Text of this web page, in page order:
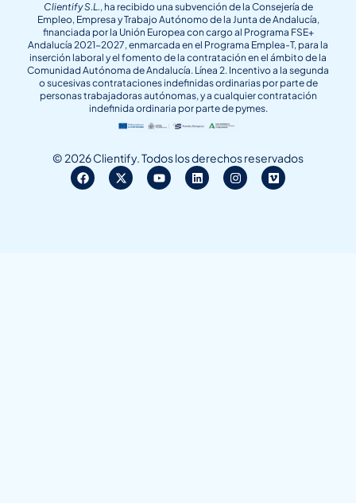
Clientify S.L., ha recibido una subvención de la Consejería de
Empleo, Empresa y Trabajo Autónomo de la Junta de Andalucía,
financiada por la Unión Europea con cargo al Programa FSE+
Andalucía 2021-2027, enmarcada en el Programa Emplea-T, para la
inserción laboral y el fomento de la contratación en el ámbito de la
Comunidad Autónoma de Andalucía. Línea 2. Incentivo a la segunda
o sucesivas contrataciones indefinidas ordinarias por parte de
personas trabajadoras autónomas, y a cualquier contratación
indefinida ordinaria por parte de pymes.
© 2026 Clientify. Todos los derechos reservados